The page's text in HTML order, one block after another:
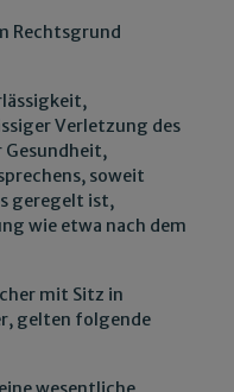
Rechtsgrund
Verletzung des
Gesundheit,
soweit
geregelt ist,
wie etwa nach dem
mit Sitz in
gelten folgende